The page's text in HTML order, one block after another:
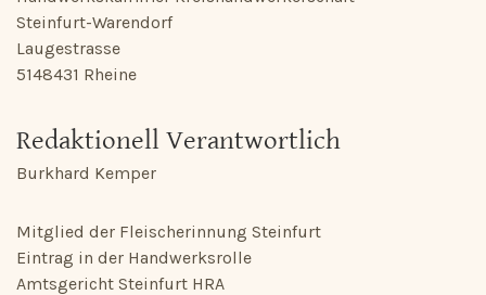
Steinfurt-Warendorf
Laugestrasse
5148431 Rheine
Redaktionell Verantwortlich
‍Burkhard Kemper
Mitglied der Fleischerinnung Steinfurt
Eintrag in der Handwerksrolle
Amtsgericht Steinfurt HRA